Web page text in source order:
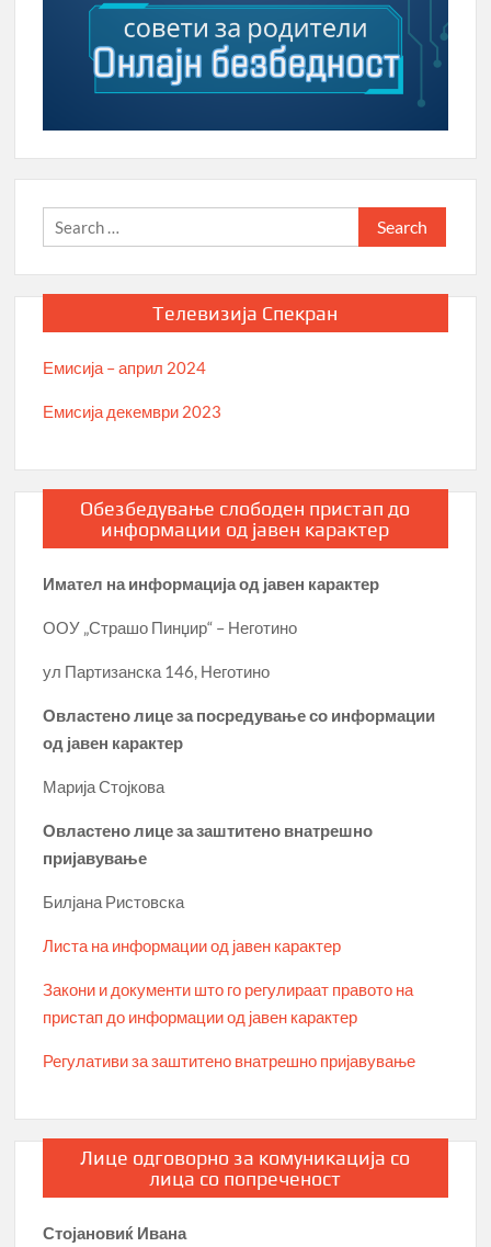
Search
for:
Телевизија Спекран
Емисија – април 2024
Емисија декември 2023
Обезбедување слободен пристап до
информации од јавен карактер
Имател на информација од јавен карактер
ООУ „Страшо Пинџир“ – Неготино
ул Партизанска 146, Неготино
Овластено лице за посредување со информации
од јавен карактер
Марија Стојкова
Овластено лице за заштитено внатрешно
пријавување
Билјана Ристовска
Листа на информации од јавен карактер
Закони и документи што го регулираат правото на
пристап до информации од јавен карактер
Регулативи за заштитено внатрешно пријавување
Лице одговорно за комуникација со
лица со попреченост
Стојановиќ Ивана